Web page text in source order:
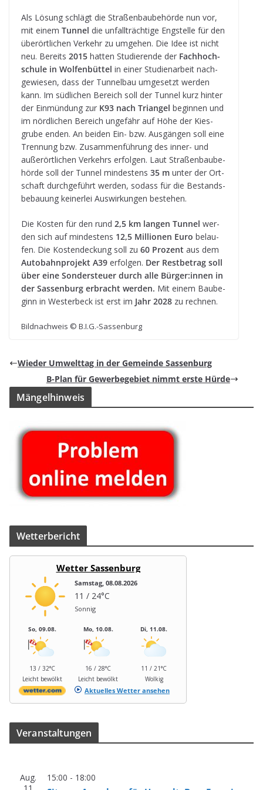
Als Lösung schlägt die Stra­ßen­bau­be­hörde nun vor,
mit einem Tun­nel die unfall­träch­tige Eng­stelle für den
über­ört­li­chen Ver­kehr zu umge­hen. Die Idee ist nicht
neu. Bereits 2015 hat­ten Stu­die­rende der Fach­hoch­
schule in Wol­fen­büt­tel in einer Stu­di­en­ar­beit nach­
ge­wie­sen, dass der Tun­nel­bau umge­setzt wer­den
kann. Im süd­li­chen Bereich soll der Tun­nel kurz hin­ter
der Ein­mün­dung zur K93 nach Tri­an­gel begin­nen und
im nörd­li­chen Bereich unge­fähr auf Höhe der Kies­
grube enden. An bei­den Ein- bzw. Aus­gän­gen soll eine
Tren­nung bzw. Zusam­men­füh­rung des inner- und
außer­ört­li­chen Ver­kehrs erfol­gen. Laut Stra­ßen­bau­be­
hörde soll der Tun­nel min­des­tens 35 m unter der Ort­
schaft durch­ge­führt wer­den, sodass für die Bestands­
be­bau­ung kei­ner­lei Aus­wir­kun­gen bestehen.
Die Kos­ten für den rund 2,5 km lan­gen Tun­nel wer­
den sich auf min­des­tens 12,5 Mil­lio­nen Euro belau­
fen. Die Kos­ten­de­ckung soll zu 60 Pro­zent aus dem
Auto­bahn­pro­jekt A39 erfol­gen. Der Rest­be­trag soll
über eine Son­der­steuer durch alle Bürger:innen in
der Sas­sen­burg erbracht wer­den. Mit einem Bau­be­
ginn in Wes­ter­beck ist erst im Jahr 2028 zu rechnen.
Bild­nach­weis © B.I.G.-Sassenburg
Wie­der Umwelt­tag in der Gemeinde Sassenburg
B-Plan für Gewer­be­ge­biet nimmt erste Hürde
Män­gel­hin­weis
Wet­ter­be­richt
Wetter Sassenburg
Samstag, 08.08.2026
11 / 24°C
Sonnig
So, 09.08.
13 / 32°C
Leicht bewölkt
Mo, 10.08.
16 / 28°C
Leicht bewölkt
Di, 11.08.
11 / 21°C
Wolkig
Aktuelles Wetter ansehen
Ver­an­stal­tun­gen
Aug.
15:00 - 18:00